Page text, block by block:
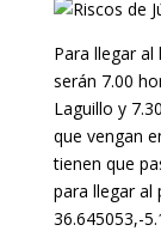
Para llegar
serán 7.00
Laguillo y
que vengan
tienen que
para llegar al
36.645053,-